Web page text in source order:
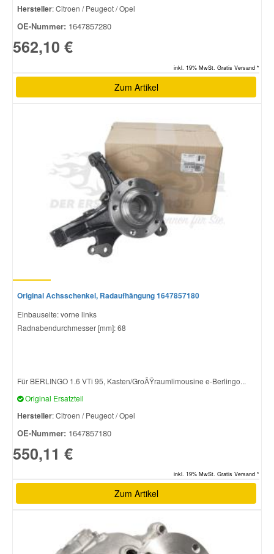
Hersteller: Citroen / Peugeot / Opel
OE-Nummer: 1647857280
562,10 €
inkl. 19% MwSt. Gratis Versand *
Zum Artikel
Original Achsschenkel, Radaufhängung 1647857180
Einbauseite: vorne links
Radnabendurchmesser [mm]: 68
Für BERLINGO 1.6 VTi 95, Kasten/GroÃŸraumlimousine e-Berlingo...
Original Ersatzteil
Hersteller: Citroen / Peugeot / Opel
OE-Nummer: 1647857180
550,11 €
inkl. 19% MwSt. Gratis Versand *
Zum Artikel